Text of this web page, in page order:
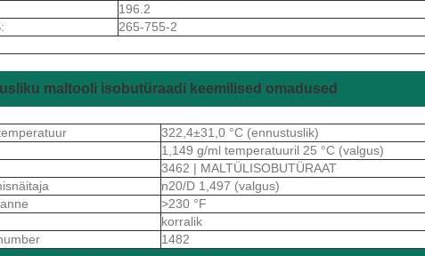
196.2
265-755-2
maltooli isobutüraadi keemilised omadused
322,4±31,0 °C (ennustuslik)
1,149 g/ml temperatuuril 25 °C (valgus)
3462 | MALTÜLISOBUTÜRAAT
n20/D 1,497 (valgus)
>230 °F
korralik
1482